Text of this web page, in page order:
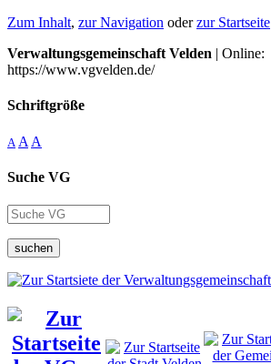
Zum Inhalt, zur Navigation oderzur Startseite
Verwaltungsgemeinschaft Velden | Online:
https://www.vgvelden.de/
Schriftgröße
A A A
Suche VG
suchen